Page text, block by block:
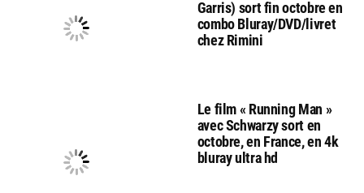
Garris) sort fin octobre en
combo Bluray/DVD/livret
chez Rimini
Le film « Running Man »
avec Schwarzy sort en
octobre, en France, en 4k
bluray ultra hd